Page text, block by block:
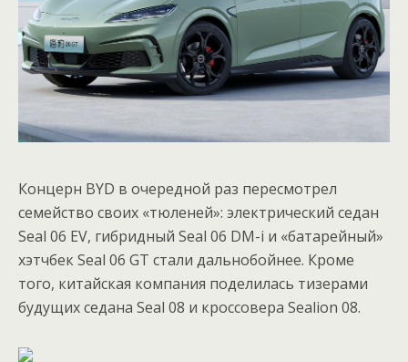
Концерн BYD в очередной раз пересмотрел
семейство своих «тюленей»: электрический седан
Seal 06 EV, гибридный Seal 06 DM-i и «батарейный»
хэтчбек Seal 06 GT стали дальнобойнее. Кроме
того, китайская компания поделилась тизерами
будущих седана Seal 08 и кроссовера Sealion 08.